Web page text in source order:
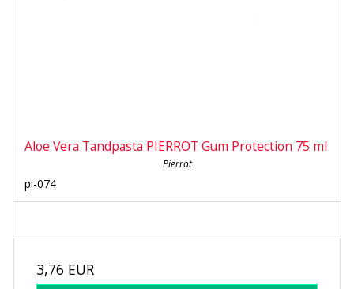
Aloe Vera Tandpasta PIERROT Gum Protection 75 ml
Pierrot
pi-074
3,76 EUR